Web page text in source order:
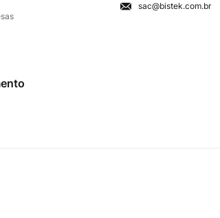
sac@bistek.com.br